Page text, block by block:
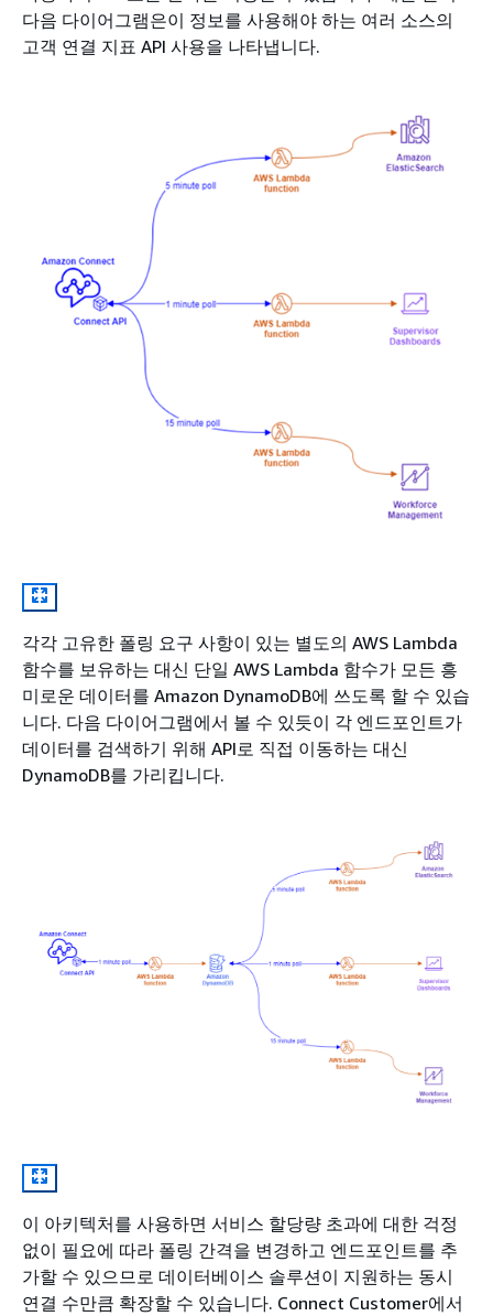
다음 다이어그램은이 정보를 사용해야 하는 여러 소스의
고객 연결 지표 API 사용을 나타냅니다.
각각 고유한 폴링 요구 사항이 있는 별도의 AWS Lambda
함수를 보유하는 대신 단일 AWS Lambda 함수가 모든 흥
미로운 데이터를 Amazon DynamoDB에 쓰도록 할 수 있습
니다. 다음 다이어그램에서 볼 수 있듯이 각 엔드포인트가
데이터를 검색하기 위해 API로 직접 이동하는 대신
DynamoDB를 가리킵니다.
이 아키텍처를 사용하면 서비스 할당량 초과에 대한 걱정
없이 필요에 따라 폴링 간격을 변경하고 엔드포인트를 추
가할 수 있으므로 데이터베이스 솔루션이 지원하는 동시
연결 수만큼 확장할 수 있습니다. Connect Customer에서